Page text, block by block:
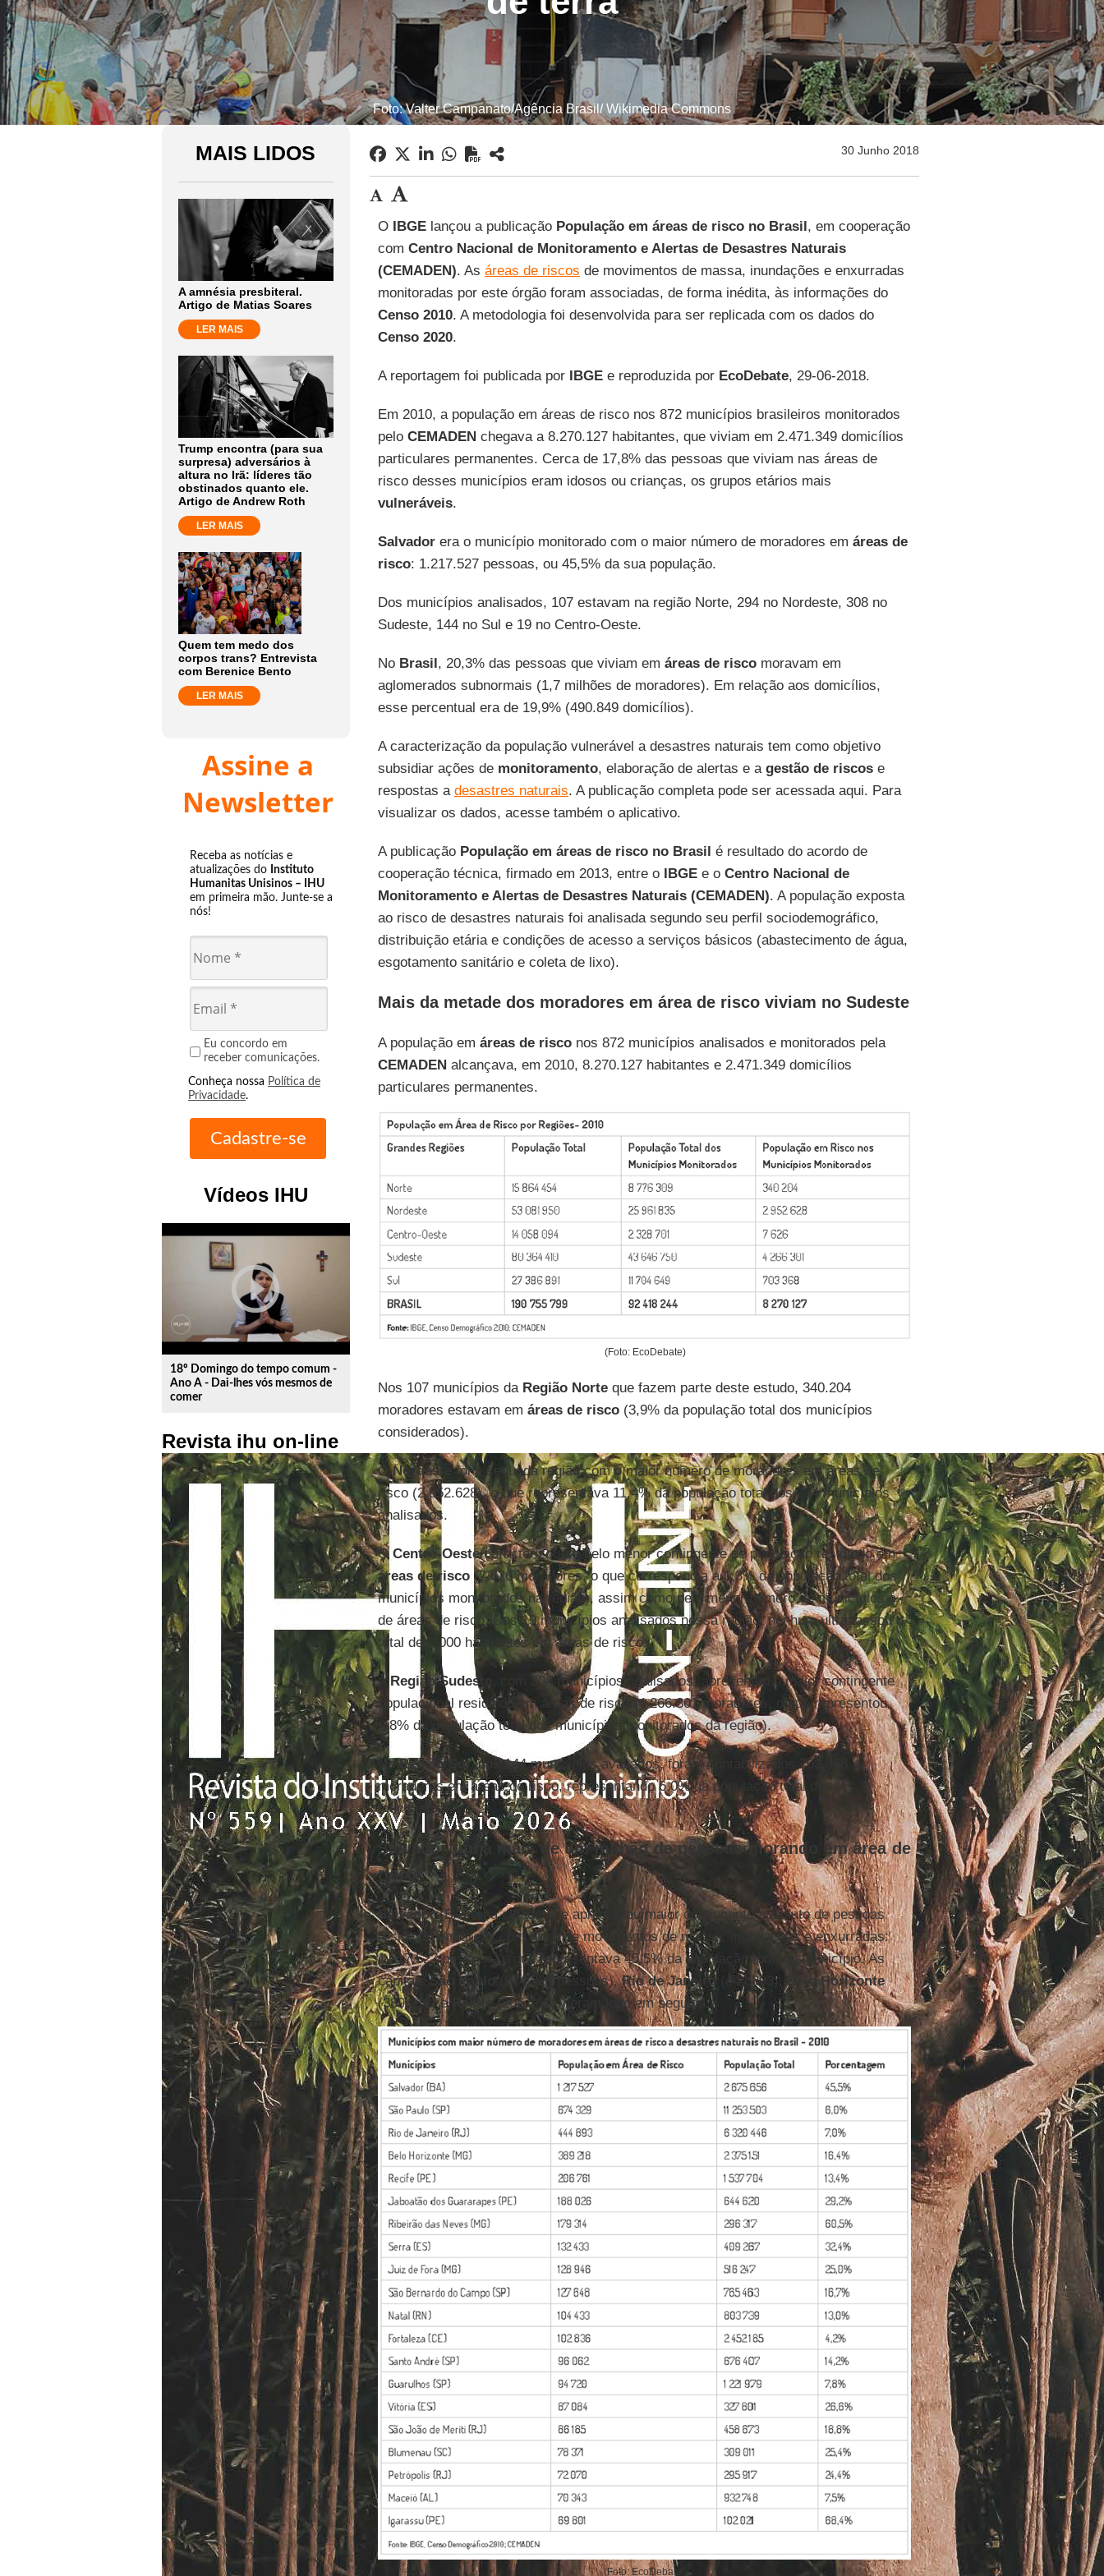
Foto: Valter Campanato/Agência Brasil/ Wikimedia Commons
MAIS LIDOS
A amnésia presbiteral.
Artigo de Matias Soares
LER MAIS
Trump encontra (para sua
surpresa) adversários à
altura no Irã: líderes tão
obstinados quanto ele.
Artigo de Andrew Roth
LER MAIS
Quem tem medo dos
corpos trans? Entrevista
com Berenice Bento
LER MAIS
Assine a
Newsletter
Receba as notícias e
atualizações do Instituto
Humanitas Unisinos – IHU
em primeira mão. Junte-se a
nós!
Eu concordo em
receber comunicações.
Conheça nossa Política de
Privacidade.
Vídeos IHU
play_circle_outline
18º Domingo do tempo comum -
Ano A - Dai-lhes vós mesmos de
comer
Revista ihu on-line
30 Junho 2018
O IBGElançou a publicação População em áreas de risco no Brasil, em cooperação
com Centro Nacional de Monitoramento e Alertas de Desastres Naturais
(CEMADEN). As áreas de riscos de movimentos de massa, inundações e enxurradas
monitoradas por este órgão foram associadas, de forma inédita, às informações do
Censo 2010. A metodologia foi desenvolvida para ser replicada com os dados do
Censo 2020.
A reportagem foi publicada por IBGE e reproduzida por EcoDebate, 29-06-2018.
Em 2010, a população em áreas de risco nos 872 municípios brasileiros monitorados
pelo CEMADENchegava a 8.270.127 habitantes, que viviam em 2.471.349 domicílios
particulares permanentes. Cerca de 17,8% das pessoas que viviam nas áreas de
risco desses municípios eram idosos ou crianças, os grupos etários mais
vulneráveis.
Salvadorera o município monitorado com o maior número de moradores em áreas de
risco: 1.217.527 pessoas, ou 45,5% da sua população.
Dos municípios analisados, 107 estavam na região Norte, 294 no Nordeste, 308 no
Sudeste, 144 no Sul e 19 no Centro-Oeste.
No Brasil, 20,3% das pessoas que viviam em áreas de riscomoravam em
aglomerados subnormais (1,7 milhões de moradores). Em relação aos domicílios,
esse percentual era de 19,9% (490.849 domicílios).
A caracterização da população vulnerável a desastres naturais tem como objetivo
subsidiar ações de monitoramento, elaboração de alertas e a gestão de riscose
respostas a desastres naturais. A publicação completa pode ser acessada aqui. Para
visualizar os dados, acesse também o aplicativo.
A publicação População em áreas de risco no Brasil é resultado do acordo de
cooperação técnica, firmado em 2013, entre o IBGEe o Centro Nacional de
Monitoramento e Alertas de Desastres Naturais (CEMADEN). A população exposta
ao risco de desastres naturais foi analisada segundo seu perfil sociodemográfico,
distribuição etária e condições de acesso a serviços básicos (abastecimento de água,
esgotamento sanitário e coleta de lixo).
Mais da metade dos moradores em área de risco viviam no Sudeste
A população em áreas de risconos 872 municípios analisados e monitorados pela
CEMADENalcançava, em 2010, 8.270.127 habitantes e 2.471.349 domicílios
particulares permanentes.
(Foto: EcoDebate)
Nos 107 municípios da Região Norteque fazem parte deste estudo, 340.204
moradores estavam em áreas de risco(3,9% da população total dos municípios
considerados).
ONordestefoi a segunda região com o maior número de moradores em áreas de
risco (2.952.628), o que representava 11,4% da população total dos 294 municípios
analisados.
O Centro-Oestecaracterizou-se pelo menor contingente de população residindo em
áreas de risco(7.626 moradores, o que correspondia a 0,3% da população total dos
municípios monitorados na região), assim como pelo menor número de municípios e
de áreas de risco. Dos 19 municípios analisados nessa região, nenhum ultrapassou o
total de 2.000 habitantes em áreas de risco.
A Região Sudeste
, com 308 municípios analisados, apresentou o maior contingente
populacional residindo em áreas de risco (4.266.301 moradores, o que representou
9,8% da população total dos municípios monitorados da região).
NaRegião Sul, dos 144 municípios avaliados, foram contabilizados 703.368
moradores em áreas de risco, representando 6,0% da população total desses
municípios.
Salvador tinha mais de um milhão de pessoas morando em área de
risco
Salvador(BA) foi a cidade que apresentou maior contingente absoluto de pessoas
residindo em áreas com risco de movimentos de massa, inundações e enxurradas:
1.217.527 pessoas, o que representava 45,5% da população total do município. As
capitaisSão Paulo (674.329 pessoas),Rio de Janeiro(444.893),Belo Horizonte
(389.218) e Recife(206.761) vieram logo em seguida.
(Foto: EcoDebate)